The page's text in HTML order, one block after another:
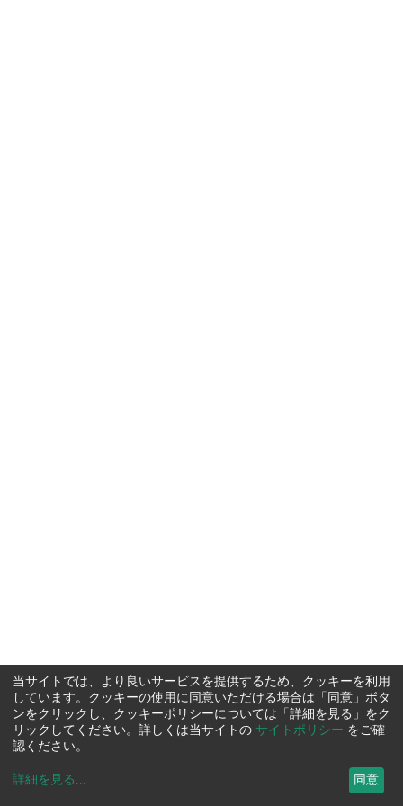
当サイトでは、より良いサービスを提供するため、クッキーを利用
しています。クッキーの使用に同意いただける場合は「同意」ボタ
ンをクリックし、クッキーポリシーについては「詳細を見る」をク
リックしてください。詳しくは当サイトの サイトポリシー をご確
認ください。
詳細を見る ... 同意